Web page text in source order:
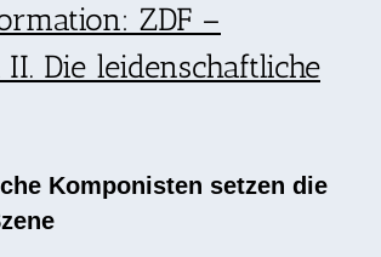
ZDF –
Die leidenschaftliche
Komponisten setzen die